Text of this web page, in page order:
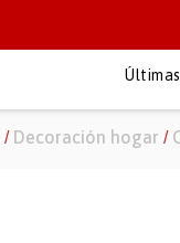
/ Decoración hogar /